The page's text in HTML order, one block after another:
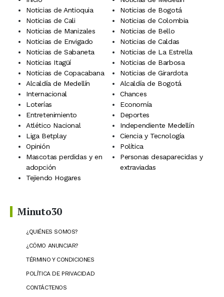
Noticias de Antioquia
Noticias de Bogotá
Noticias de Cali
Noticias de Colombia
Noticias de Manizales
Noticias de Bello
Noticias de Envigado
Noticias de Caldas
Noticias de Sabaneta
Noticias de La Estrella
Noticias Itagüí
Noticias de Barbosa
Noticias de Copacabana
Noticias de Girardota
Alcaldía de Medellín
Alcaldía de Bogotá
Internacional
Chances
Loterías
Economía
Entretenimiento
Deportes
Atlético Nacional
Independiente Medellín
Liga Betplay
Ciencia y Tecnología
Opinión
Política
Mascotas perdidas y en
adopción
Personas desaparecidas y
extraviadas
Tejiendo Hogares
Minuto30
¿QUIÉNES SOMOS?
¿CÓMO ANUNCIAR?
TÉRMINO Y CONDICIONES
POLÍTICA DE PRIVACIDAD
CONTÁCTENOS